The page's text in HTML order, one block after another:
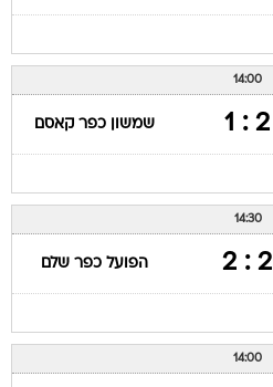
14:00
2 : 1 שמשון כפר קאסם
14:30
2 : 2 הפועל כפר שלם
14:00